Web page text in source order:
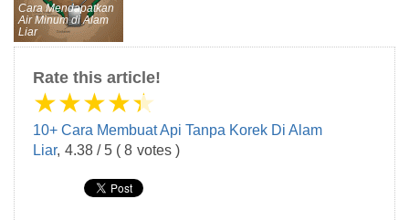
Cara Mendapatkan
Air Minum di Alam
Liar
Rate this article!
★★★★★
10+ Cara Membuat Api Tanpa Korek Di Alam
Liar, 4.38 / 5 ( 8 votes )